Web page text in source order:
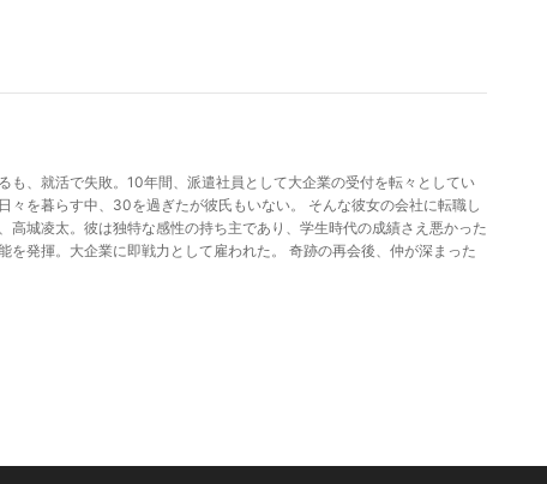
も、就活で失敗。10年間、派遣社員として大企業の受付を転々としてい
々を暮らす中、30を過ぎたが彼氏もいない。 そんな彼女の会社に転職し
高城凌太。彼は独特な感性の持ち主であり、学生時代の成績さえ悪かった
を発揮。大企業に即戦力として雇われた。 奇跡の再会後、仲が深まった